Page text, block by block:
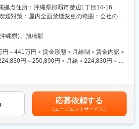
支え、地域の課題解決・発展に関われる
両方を身につけ、キャリアの幅を広げられる
識を取得できるよう基礎から研修。その後は
Web配信や定期的な集合研修、現場でのOJT
行います。
リモート可・残業月平均13Hで働きやすさも
地域の自治体・地場企業（既存顧客中心）に
キュリティなどのICTサービスを活用した課題
効率化」「セキュリティ強化」「DX推進」な
間をかけて向き合い、最適な解決策を検討・
拠点住所：沖縄県那覇市楚辺1丁目14-16
煙対策：屋内全面禁煙変更の範囲：会社の定
トワーク含む）
縄県)、旭橋駅
円～441万円＜賃金形態＞月給制＜賃金内訳＞
円～250,890円＜月給＞224,830円～
ます。賃金はあくまでも目安の金額であり、
る可能性があります。月給(月額)は固定手当を
応募依頼する
（エージェントサービス）